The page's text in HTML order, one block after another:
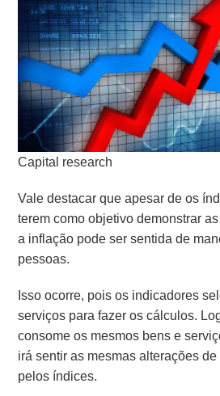
Capital research
Vale destacar que apesar de os
terem como objetivo demonstrar
a inflação pode ser sentida de
pessoas.
Isso ocorre, pois os indicadores
serviços para fazer os cálculos.
consome os mesmos bens e
irá sentir as mesmas alterações
pelos índices.